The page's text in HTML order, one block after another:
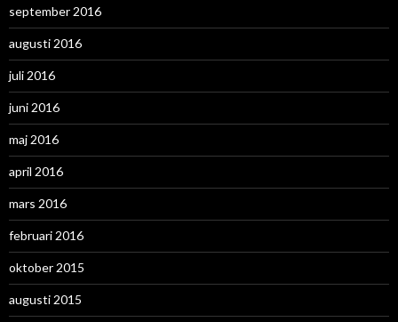
september 2016
augusti 2016
juli 2016
juni 2016
maj 2016
april 2016
mars 2016
februari 2016
oktober 2015
augusti 2015